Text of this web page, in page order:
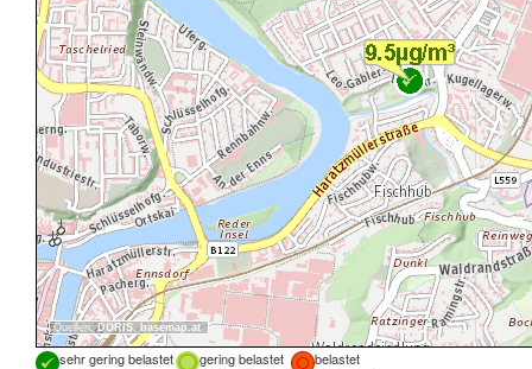
Quellen:DORIS, basemap.at
sehr gering belastet gering belastet
belastet